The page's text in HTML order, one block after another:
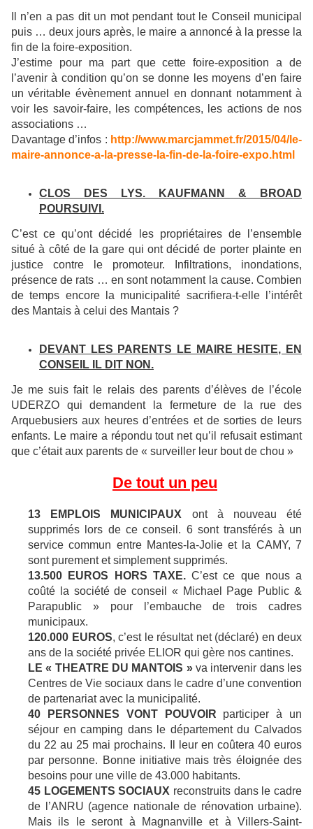
Il n’en a pas dit un mot pendant tout le Conseil municipal
puis … deux jours après, le maire a annoncé à la presse la
fin de la foire-exposition.
J’estime pour ma part que cette foire-exposition a de
l’avenir à condition qu’on se donne les moyens d’en faire
un véritable évènement annuel en donnant notamment à
voir les savoir-faire, les compétences, les actions de nos
associations …
Davantage d’infos : http://www.marcjammet.fr/2015/04/le-
maire-annonce-a-la-presse-la-fin-de-la-foire-expo.html
CLOS DES LYS. KAUFMANN & BROAD
POURSUIVI.
C’est ce qu’ont décidé les propriétaires de l’ensemble
situé à côté de la gare qui ont décidé de porter plainte en
justice contre le promoteur. Infiltrations, inondations,
présence de rats … en sont notamment la cause. Combien
de temps encore la municipalité sacrifiera-t-elle l’intérêt
des Mantais à celui des Mantais ?
DEVANT LES PARENTS LE MAIRE HESITE, EN
CONSEIL IL DIT NON.
Je me suis fait le relais des parents d’élèves de l’école
UDERZO qui demandent la fermeture de la rue des
Arquebusiers aux heures d’entrées et de sorties de leurs
enfants. Le maire a répondu tout net qu’il refusait estimant
que c’était aux parents de « surveiller leur bout de chou »
De tout un peu
13 EMPLOIS MUNICIPAUX ont à nouveau été
supprimés lors de ce conseil. 6 sont transférés à un
service commun entre Mantes-la-Jolie et la CAMY, 7
sont purement et simplement supprimés.
13.500 EUROS HORS TAXE.C’est ce que nous a
coûté la société de conseil « Michael Page Public &
Parapublic » pour l’embauche de trois cadres
municipaux.
120.000 EUROS, c’est le résultat net (déclaré) en deux
ans de la société privée ELIOR qui gère nos cantines.
LE « THEATRE DU MANTOIS »va intervenir dans les
Centres de Vie sociaux dans le cadre d’une convention
de partenariat avec la municipalité.
40 PERSONNES VONT POUVOIR participer à un
séjour en camping dans le département du Calvados
du 22 au 25 mai prochains. Il leur en coûtera 40 euros
par personne. Bonne initiative mais très éloignée des
besoins pour une ville de 43.000 habitants.
45 LOGEMENTS SOCIAUX reconstruits dans le cadre
de l’ANRU (agence nationale de rénovation urbaine).
Mais ils le seront à Magnanville et à Villers-Saint-